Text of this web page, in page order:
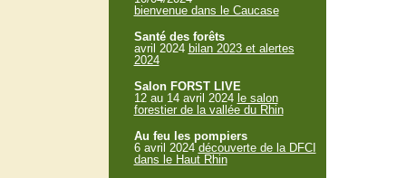
bienvenue dans le Caucase
Santé des forêts
avril 2024 bilan 2023 et alertes
2024
Salon FORST LIVE
12 au 14 avril 2024 le salon
forestier de la vallée du Rhin
Au feu les pompiers
6 avril 2024 découverte de la DFCI
dans le Haut Rhin